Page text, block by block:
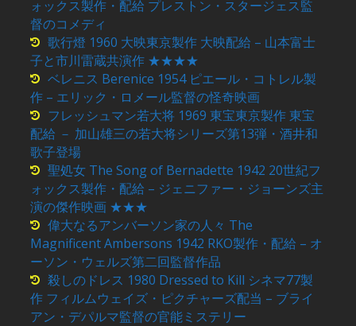
ォックス製作・配給 プレストン・スタージェス監
督のコメディ
歌行燈 1960 大映東京製作 大映配給 – 山本富士
子と市川雷蔵共演作 ★★★★
ベレニス Berenice 1954 ピエール・コトレル製
作 – エリック・ロメール監督の怪奇映画
フレッシュマン若大将 1969 東宝東京製作 東宝
配給 － 加山雄三の若大将シリーズ第13弾・酒井和
歌子登場
聖処女 The Song of Bernadette 1942 20世紀フ
ォックス製作・配給 – ジェニファー・ジョーンズ主
演の傑作映画 ★★★
偉大なるアンバーソン家の人々 The
Magnificent Ambersons 1942 RKO製作・配給 – オ
ーソン・ウェルズ第二回監督作品
殺しのドレス 1980 Dressed to Kill シネマ77製
作 フィルムウェイズ・ピクチャーズ配当 – ブライ
アン・デパルマ監督の官能ミステリー